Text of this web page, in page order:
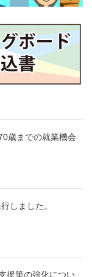
歳までの就業機会
しました。
援策の強化につい